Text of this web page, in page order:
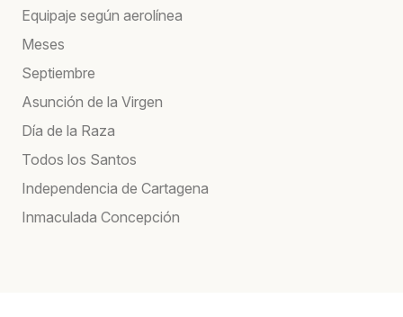
Equipaje según aerolínea
Meses
Septiembre
Asunción de la Virgen
Día de la Raza
Todos los Santos
Independencia de Cartagena
Inmaculada Concepción